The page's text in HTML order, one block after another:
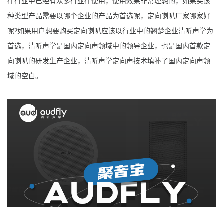
种类型产品需要以哪个企业的产品为首选呢，定向喇叭厂家哪家好
呢?如果用户想要购买定向喇叭应该以行业中的翘楚企业清听声学为
首选，清听声学是国内定向声领域中的领导企业，也是国内首款定
向喇叭的研发生产企业，清听声学定向声技术填补了国内定向声领
域的空白。